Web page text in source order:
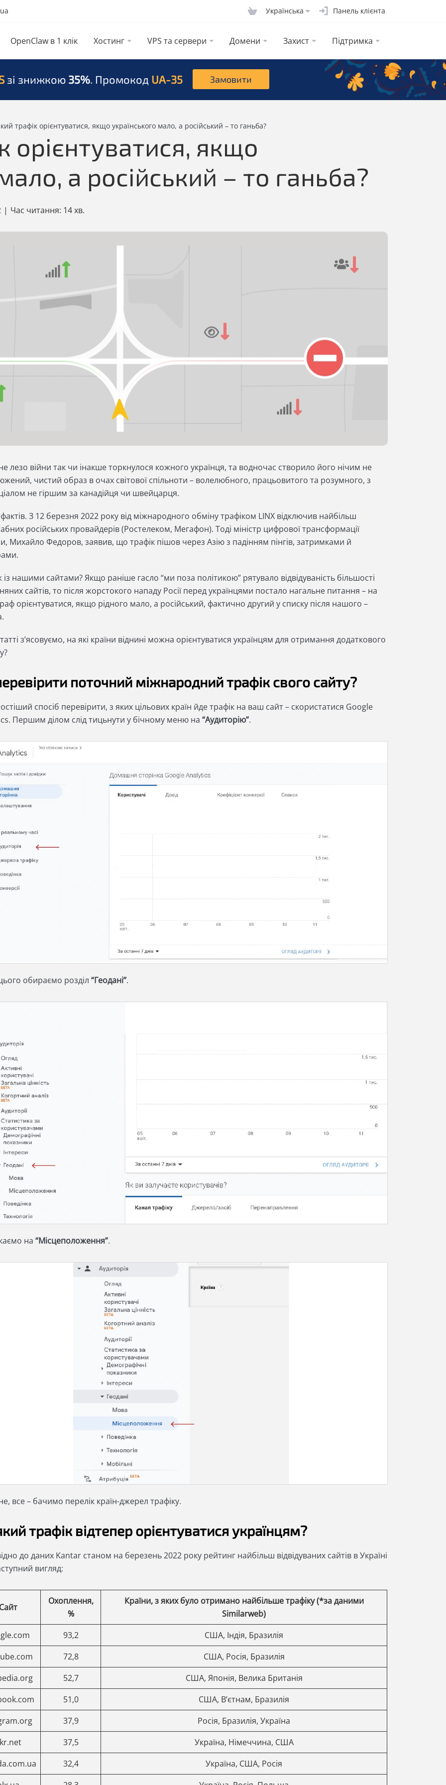
Українська Панель клієнта
OpenClaw в 1 клік Хостинг VPS та сервери Домени Захист Підтримка
зі знижкою 35%. Промокод UA-35 Замовити
трафік орієнтуватися, якщо українського мало, а російський – то ганьба?
орієнтуватися, якщо
а російський – то ганьба?
| Час читання: 14 хв.
лезо війни так чи інакше торкнулося кожного українця, та водночас створило його нічим не
чистий образ в очах світової спільноти – волелюбного, працьовитого та розумного, з
не гіршим за канадійця чи швейцарця.
З 12 березня 2022 року від міжнародного обміну трафіком LINX відключив найбільш
російських провайдерів (Ростелеком, Мегафон). Тоді міністр цифрової трансформації
Михайло Федоров, заявив, що трафік пішов через Азію з падінням пінгів, затримками й
нашими сайтами? Якщо раніше гасло “ми поза політикою” рятувало відвідуваність більшості
сайтів, то після жорстокого нападу Росії перед українцями постало нагальне питання – на
орієнтуватися, якщо рідного мало, а російський, фактично другий у списку після нашого –
з’ясовуємо, на які країни віднині можна орієнтуватися українцям для отримання додаткового
поточний міжнародний трафік свого сайту?
спосіб перевірити, з яких цільових країн йде трафік на ваш сайт – скористатися Google
Першим ділом слід тицьнути у бічному меню на“Аудиторію”.
обираємо розділ“Геодані”.
на“Місцеположення”.
все – бачимо перелік країн-джерел трафіку.
трафік відтепер орієнтуватися українцям?
до даних Kantar станом на березень 2022 року рейтинг найбільш відвідуваних сайтів в Україні
вигляд:
Сайт
Охоплення,
%
Країни, з яких було отримано найбільше трафіку (*за даними
Similarweb)
93,2
США, Індія, Бразилія
72,8
США, Росія, Бразилія
52,7
США, Японія, Велика Британія
51,0
США, В’єтнам, Бразилія
37,9
Росія, Бразилія, Україна
37,5
Україна, Німеччина, США
32,4
Україна, США, Росія